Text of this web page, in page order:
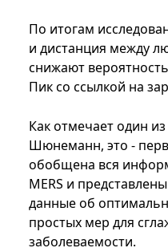
По итогам
и дистанция между
снижают
Пик со ссылкой на
Как отмечает один
Шюнеманн, это -
обобщена вся
MERS и
данные об
простых мер для
заболеваемости.